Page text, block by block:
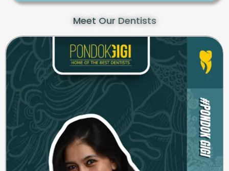
Meet Our Dentists